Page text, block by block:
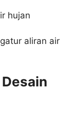
hujan
aliran air